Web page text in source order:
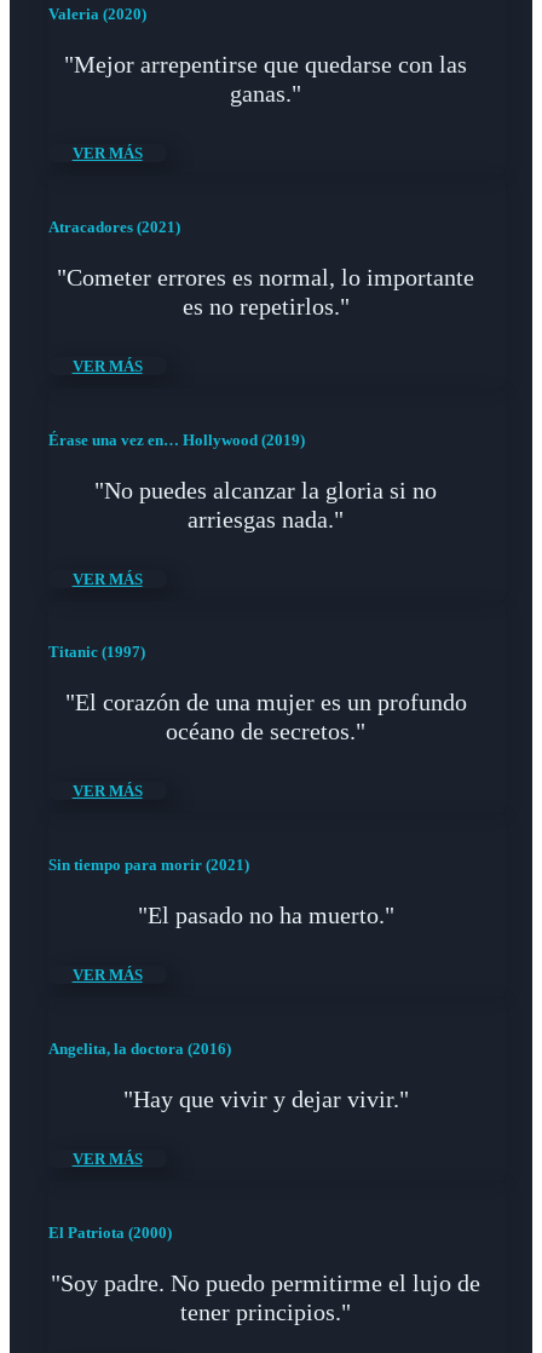
Valeria (2020)
"Mejor arrepentirse que quedarse con las
ganas."
VER MÁS
Atracadores (2021)
"Cometer errores es normal, lo importante
es no repetirlos."
VER MÁS
Érase una vez en… Hollywood (2019)
"No puedes alcanzar la gloria si no
arriesgas nada."
VER MÁS
Titanic (1997)
"El corazón de una mujer es un profundo
océano de secretos."
VER MÁS
Sin tiempo para morir (2021)
"El pasado no ha muerto."
VER MÁS
Angelita, la doctora (2016)
"Hay que vivir y dejar vivir."
VER MÁS
El Patriota (2000)
"Soy padre. No puedo permitirme el lujo de
tener principios."